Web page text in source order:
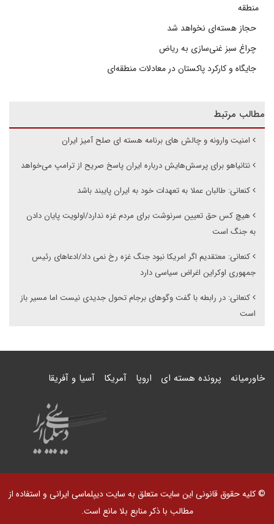
منطقه
حجاز هسته‌ای نخواهد شد
چراغ سبز غنی‌سازی به ریاض
جایگاه و کارکرد پاکستان در معادلات منطقه‌ای
مطالب مرتبط
امنیت وارونه و چالش های برنامه هسته ای صلح آمیز ایران
نتانیاهو برای پرسش‌هایش درباره ایران پاسخ صریح از ترامپ می‌خواهد
کنعانی: طالبان عملا به تعهدات خود به ایران پایبند باشد
هیچ کس حق تعیین سرنوشت برای مردم غزه ندارد/اولویت پایان دادن
به جنگ است
کنعانی: معتقدیم اگر امریکا نبود جنگ غزه رخ نمی داد/ادعاهای رئیس
جمهوری اوکراین اغراض سیاسی دارد
کنعانی: در رابطه با گفت وگوهای برجام تحول جدیدی نیست اما مسیر باز
است
خاورمیانه پرونده هسته ای اروپا آمریکا آسیا و آفریقا
© کلیه حقوق قانونی این سایت متعلق به سایت دیپلماسی ایرانی و استفاده از
مطالب با ذکر منابع بلا مانع است.